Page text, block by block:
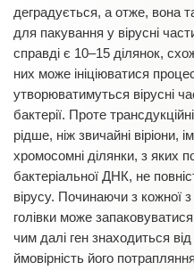
деградується, а отже, вона
для пакування у вірусні
справді є 10–15 ділянок,
них може ініціюватися
утворюватимуться вірусні
бактерії. Проте
рідше, ніж звичайні віріони,
хромосомні ділянки, з яких
бактеріальної ДНК, не
вірусу. Починаючи з кожної
голівки може
чим далі ген знаходиться
ймовірність його